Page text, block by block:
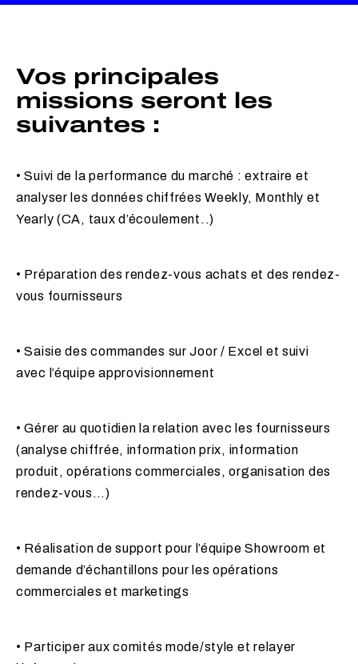
Vos principales
missions seront les
suivantes :
• Suivi de la performance du marché : extraire et
analyser les données chiffrées Weekly, Monthly et
Yearly (CA, taux d’écoulement..)
• Préparation des rendez-vous achats et des rendez-
vous fournisseurs
• Saisie des commandes sur Joor / Excel et suivi
avec l’équipe approvisionnement
• Gérer au quotidien la relation avec les fournisseurs
(analyse chiffrée, information prix, information
produit, opérations commerciales, organisation des
rendez-vous…)
• Réalisation de support pour l’équipe Showroom et
demande d’échantillons pour les opérations
commerciales et marketings
• Participer aux comités mode/style et relayer